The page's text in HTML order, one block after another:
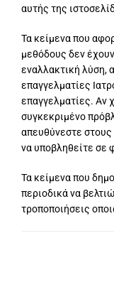
αυτής της
Τα κείμενα που
μεθόδους δεν
εναλλακτική λύση,
επαγγελματίες
επαγγελματίες. Αν
συγκεκριμένο
απευθύνεστε στους
να υποβληθείτε σε
Τα κείμενα που
περιοδικά να
τροποποιήσεις